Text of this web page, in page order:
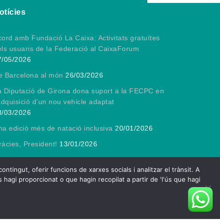
amb Fundació La Caixa: Activitats gratuïtes
usuaris de la Federació al CaixaForum
05/2026
Barcelona al món 26/03/2026
Diputació de Girona dona suport a la FECPC en
d’un nou vehicle adaptat
03/2026
edició més de natació inclusiva 20/01/2026
President! 13/01/2026
contingut, oferir funcions de xarxes socials i analitzar el trànsit. A
proporcionat o que hagin recopilat a partir de 'l'ús que hagi